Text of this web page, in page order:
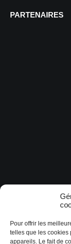
Pour offrir les
telles que les cookies
appareils. Le fait de
PARTENAIRES